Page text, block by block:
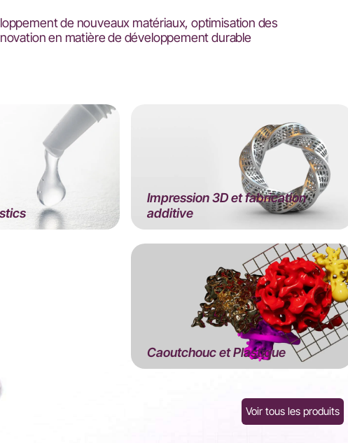
de nouveaux matériaux, optimisation des
en matière de développement durable
Voir tous les produits
Impression 3D et fabrication
additive
Caoutchouc et Plastique